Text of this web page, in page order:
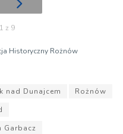
z 9
Historyczny Rożnów
nad Dunajcem
Rożnów
Garbacz